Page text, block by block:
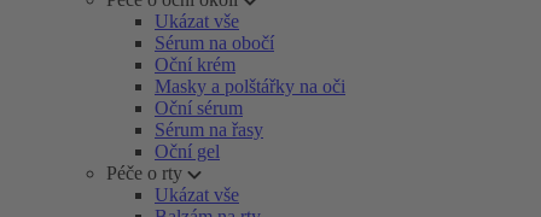
Ukázat vše
Sérum na obočí
Oční krém
Masky a polštářky na oči
Oční sérum
Sérum na řasy
Oční gel
Péče o rty
Ukázat vše